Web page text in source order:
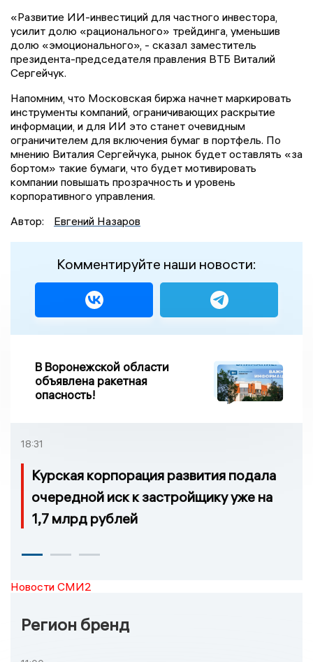
«Развитие ИИ-инвестиций для частного инвестора,
усилит долю «рационального» трейдинга, уменьшив
долю «эмоционального», - сказал заместитель
президента-председателя правления ВТБ Виталий
Сергейчук.
Напомним, что Московская биржа начнет маркировать
инструменты компаний, ограничивающих раскрытие
информации, и для ИИ это станет очевидным
ограничителем для включения бумаг в портфель. По
мнению Виталия Сергейчука, рынок будет оставлять «за
бортом» такие бумаги, что будет мотивировать
компании повышать прозрачность и уровень
корпоративного управления.
Автор:
Евгений Назаров
Комментируйте наши новости:
В Воронежской области
объявлена ракетная
опасность!
18:31
Курская корпорация развития подала
очередной иск к застройщику уже на
1,7 млрд рублей
Новости СМИ2
Регион бренд